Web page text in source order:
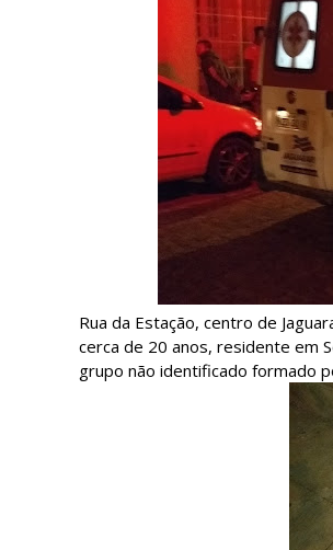
Rua da Estação, centro de
cerca de 20 anos, residente em
grupo não identificado formado